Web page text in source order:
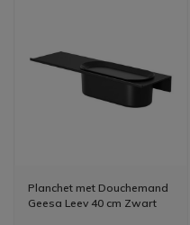
Planchet met Douchemand
Geesa Leev 40 cm Zwart